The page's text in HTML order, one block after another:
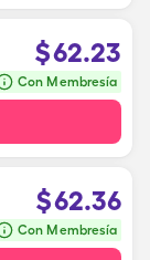
$62.23
Con Membresía
$62.36
Con Membresía